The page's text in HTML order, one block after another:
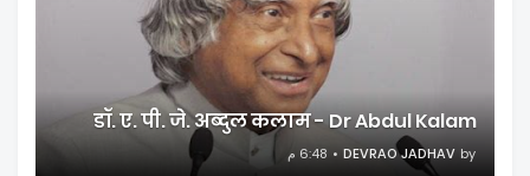
डॉ. ए. पी. जे. अब्दुल कलाम - Dr Abdul Kalam
by
DEVRAO JADHAV 6:48 م